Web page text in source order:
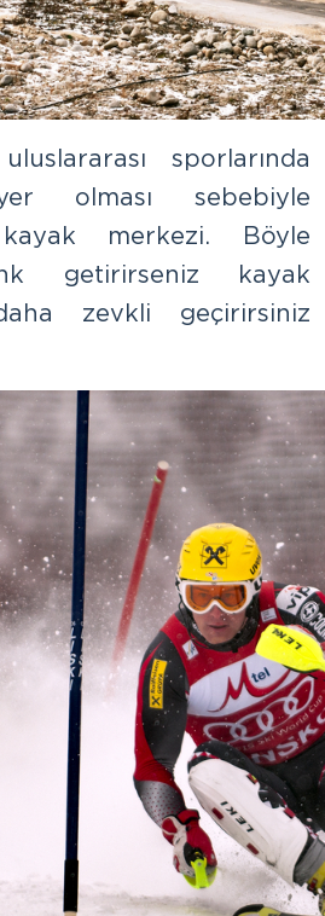
sporlarında
olması sebebiyle
merkezi. Böyle
getirirseniz kayak
zevkli geçirirsiniz